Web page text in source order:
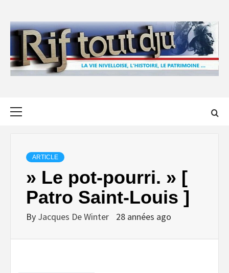
content
ARTICLE
» Le pot-pourri. » [
Patro Saint-Louis ]
By Jacques De Winter 28 années ago